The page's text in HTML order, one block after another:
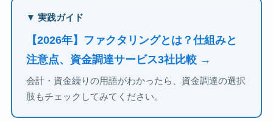
▼ 実践ガイド
【2026年】ファクタリングとは？仕組みと
注意点、資金調達サービス3社比較 →
会計・資金繰りの用語がわかったら、資金調達の選択
肢もチェックしてみてください。